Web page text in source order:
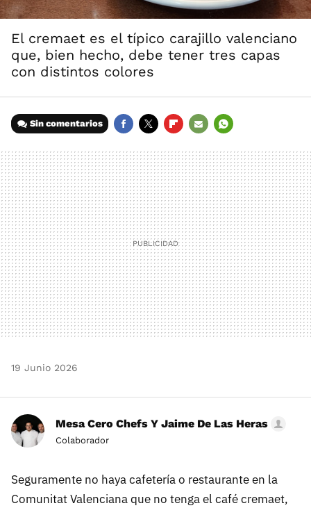
El cremaet es el típico carajillo valenciano
que, bien hecho, debe tener tres capas
con distintos colores
Sin comentarios
MAIL
19 Junio 2026
Mesa Cero Chefs Y Jaime De Las Heras
Colaborador
Seguramente no haya cafetería o restaurante en la
Comunitat Valenciana que no tenga el café cremaet,